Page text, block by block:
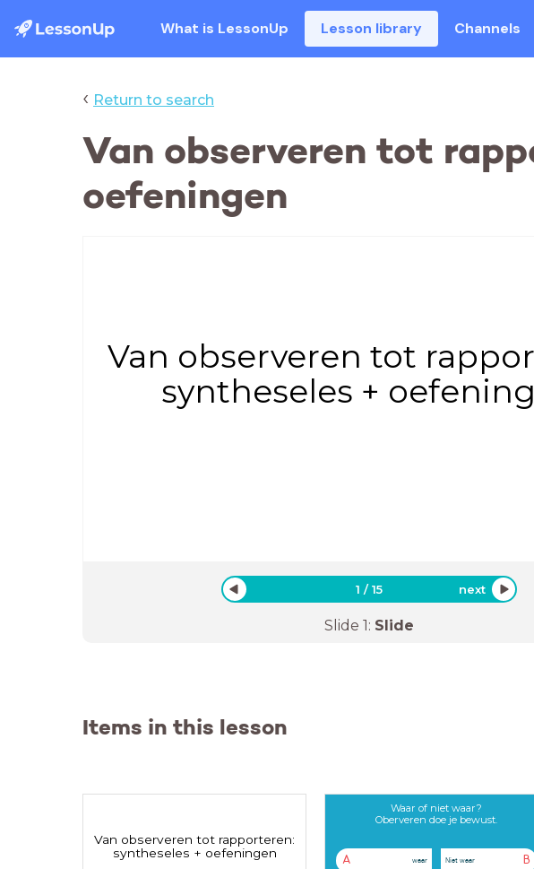
What is LessonUp Lesson library Channels
‹ Return to search
Van observeren tot
oefeningen
Van observeren tot
syntheseles +
1 /15 next
Slide 1: Slide
Items in this lesson
Van observeren tot rapporteren:
syntheseles + oefeningen
Waar of niet waar?
Oberveren doe je bewust.
A waar B
Niet waar